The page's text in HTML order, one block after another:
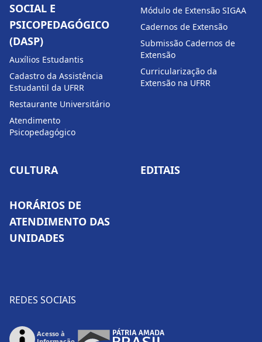
SOCIAL E
PSICOPEDAGÓGICO
(DASP)
Auxílios Estudantis
Cadastro da Assistência
Estudantil da UFRR
Restaurante Universitário
Atendimento
Psicopedagógico
Módulo de Extensão SIGAA
Cadernos de Extensão
Submissão Cadernos de
Extensão
Curricularização da
Extensão na UFRR
CULTURA EDITAIS
HORÁRIOS DE
ATENDIMENTO DAS
UNIDADES
REDES SOCIAIS